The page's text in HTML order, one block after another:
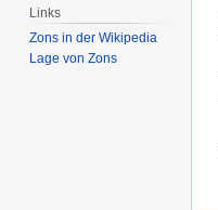
Links
Zons in der Wikipedia
Lage von Zons